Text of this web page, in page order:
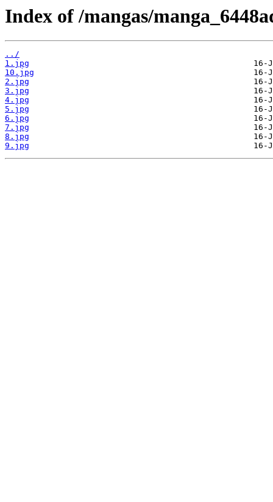
Index of /mangas/
../
1.jpg
10.jpg
2.jpg
3.jpg
4.jpg
5.jpg
6.jpg
7.jpg
8.jpg
9.jpg